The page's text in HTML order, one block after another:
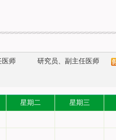
医师 研究员、副主任医师
星期二 星期三